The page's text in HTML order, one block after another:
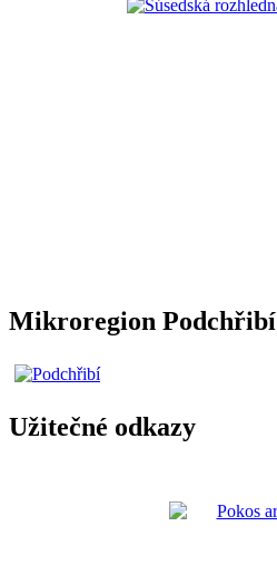
Mikroregion Podchřibí
Užitečné odkazy